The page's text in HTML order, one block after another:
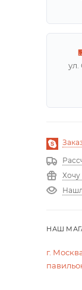
Хочу
НАШ
г.